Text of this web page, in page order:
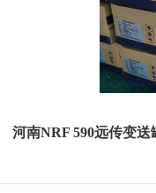
河南NRF 590远传变